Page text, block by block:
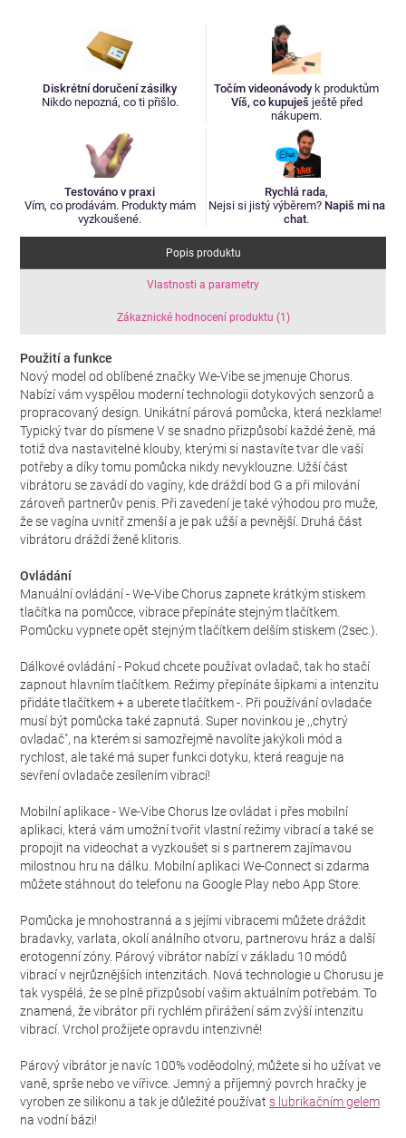
Diskrétní doručení zásilky
Nikdo nepozná, co ti přišlo.
Točím videonávody k produktům
Víš, co kupuješ ještě před
nákupem.
Testováno v praxi
Vím, co prodávám. Produkty mám
vyzkoušené.
Rychlá rada,
Nejsi si jistý výběrem? Napiš mi na
chat.
Popis produktu
Vlastnosti a parametry
Zákaznické hodnocení produktu (1)
Použití a funkce
Nový model od oblíbené značky We-Vibe se jmenuje Chorus.
Nabízí vám vyspělou moderní technologii dotykových senzorů a
propracovaný design. Unikátní párová pomůcka, která nezklame!
Typický tvar do písmene V se snadno přizpůsobí každé ženě, má
totiž dva nastavitelné klouby, kterými si nastavíte tvar dle vaší
potřeby a díky tomu pomůcka nikdy nevyklouzne. Užší část
vibrátoru se zavádí do vagíny, kde dráždí bod G a při milování
zároveň partnerův penis. Při zavedení je také výhodou pro muže,
že se vagína uvnitř zmenší a je pak užší a pevnější. Druhá část
vibrátoru dráždí ženě klitoris.
Ovládání
Manuální ovládání - We-Vibe Chorus zapnete krátkým stiskem
tlačítka na pomůcce, vibrace přepínáte stejným tlačítkem.
Pomůcku vypnete opět stejným tlačítkem delším stiskem (2sec.).
Dálkové ovládání - Pokud chcete používat ovladač, tak ho stačí
zapnout hlavním tlačítkem. Režimy přepínáte šipkami a intenzitu
přidáte tlačítkem + a uberete tlačítkem -. Při používání ovladače
musí být pomůcka také zapnutá. Super novinkou je ,,chytrý
ovladač", na kterém si samozřejmě navolíte jakýkoli mód a
rychlost, ale také má super funkci dotyku, která reaguje na
sevření ovladače zesílením vibrací!
Mobilní aplikace - We-Vibe Chorus lze ovládat i přes mobilní
aplikaci, která vám umožní tvořit vlastní režimy vibrací a také se
propojit na videochat a vyzkoušet si s partnerem zajímavou
milostnou hru na dálku. Mobilní aplikaci We-Connect si zdarma
můžete stáhnout do telefonu na Google Play nebo App Store.
Pomůcka je mnohostranná a s jejími vibracemi můžete dráždit
bradavky, varlata, okolí análního otvoru, partnerovu hráz a další
erotogenní zóny. Párový vibrátor nabízí v základu 10 módů
vibrací v nejrůznějších intenzitách. Nová technologie u Chorusu je
tak vyspělá, že se plně přizpůsobí vašim aktuálním potřebám. To
znamená, že vibrátor při rychlém přirážení sám zvýší intenzitu
vibrací. Vrchol prožijete opravdu intenzivně!
Párový vibrátor je navíc 100% voděodolný, můžete si ho užívat ve
vaně, sprše nebo ve vířivce. Jemný a příjemný povrch hračky je
vyroben ze silikonu a tak je důležité používat s lubrikačním gelem
na vodní bázi!